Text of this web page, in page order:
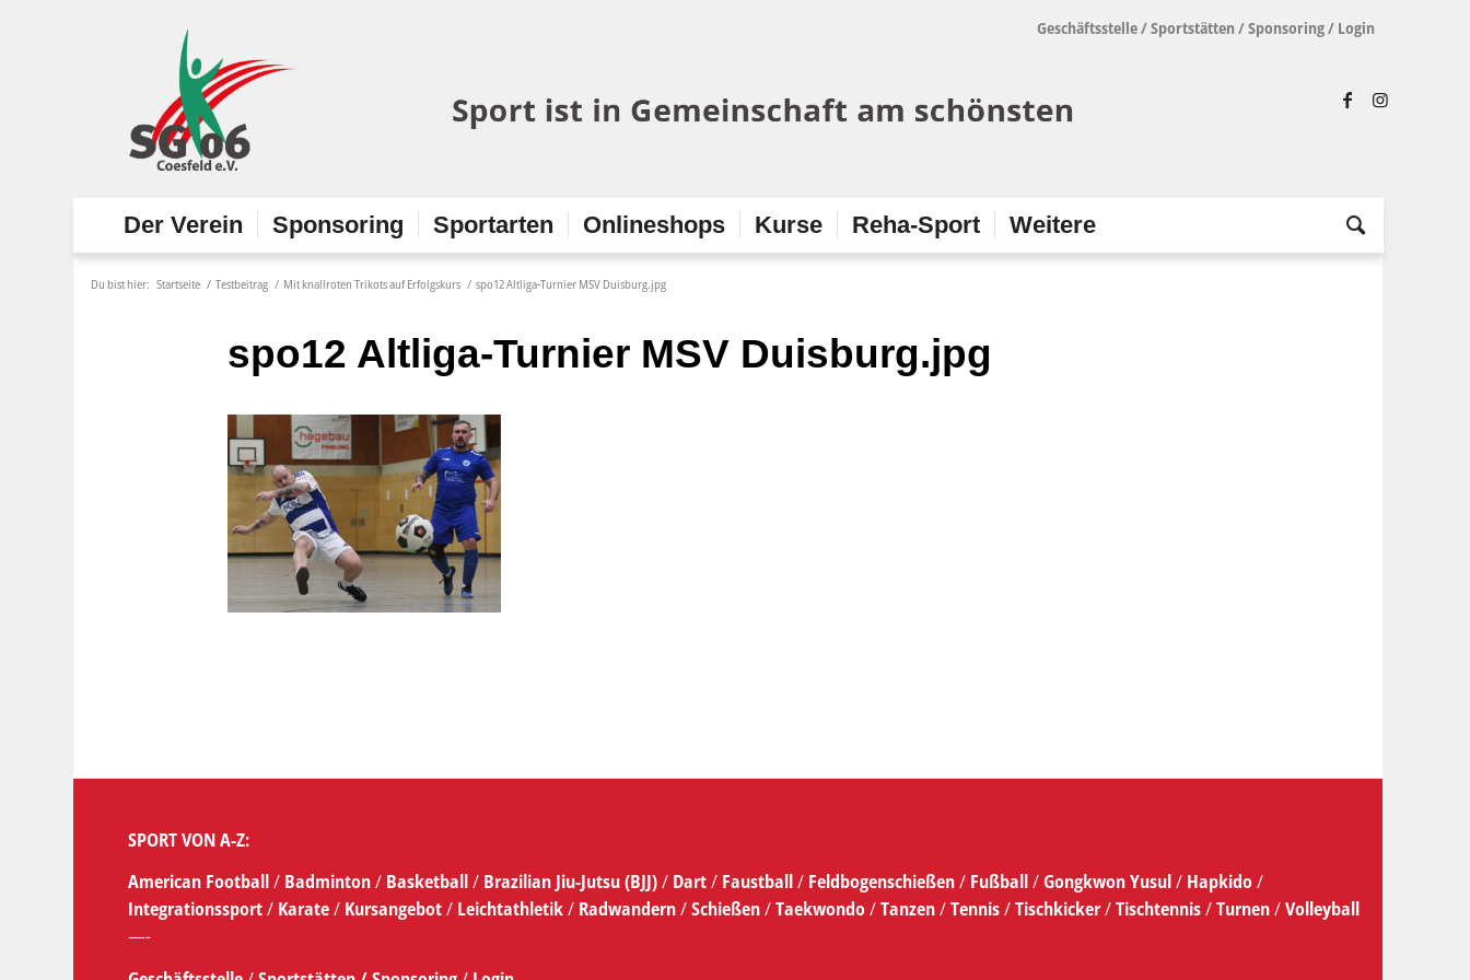
Geschäftsstelle/Sportstätten /Sponsoring/ Login
Der Verein Sponsoring Sportarten Onlineshops Kurse Reha-Sport Weitere
Du bist hier: Startseite / Testbeitrag / Mit knallroten Trikots auf Erfolgskurs / spo12 Altliga-Turnier MSV Duisburg.jpg
spo12 Altliga-Turnier MSV Duisburg.jpg
SPORT VON A-Z:
American Football/ Badminton/ Basketball/ Brazilian Jiu-Jutsu (BJJ)/ Dart/ Faustball/ Feldbogenschießen/ Fußball/Gongkwon Yusul/ Hapkido/
Integrationssport/ Karate/ Kursangebot/ Leichtathletik/ Radwandern/Schießen/Taekwondo/Tanzen/Tennis/Tischkicker/Tischtennis/Turnen/Volleyball
—-